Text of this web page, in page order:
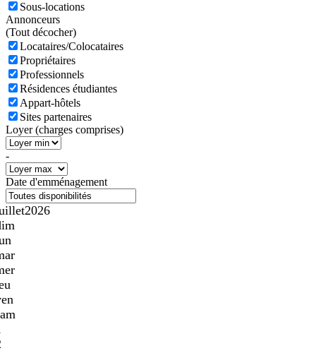
Sous-locations
Annonceurs
(Tout décocher)
Locataires/Colocataires
Propriétaires
Professionnels
Résidences étudiantes
Appart-hôtels
Sites partenaires
Loyer (charges comprises)
-
Date d'emménagement
2026